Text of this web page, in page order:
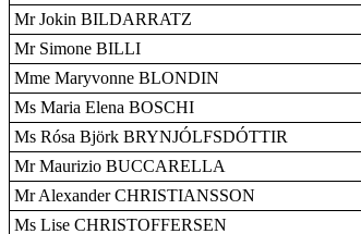
Mr Jokin BILDARRATZ
Mr Simone BILLI
Mme Maryvonne BLONDIN
Ms Maria Elena BOSCHI
Ms Rósa Björk BRYNJÓLFSDÓTTIR
Mr Maurizio BUCCARELLA
Mr Alexander CHRISTIANSSON
Ms Lise CHRISTOFFERSEN